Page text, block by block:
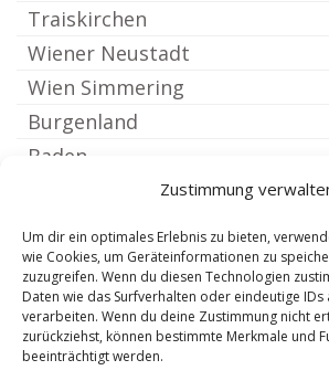
Zustimmung
Um dir ein optimales Erlebnis zu bieten,
wie Cookies, um Geräteinformationen zu
zuzugreifen. Wenn du diesen Technologien
Daten wie das Surfverhalten oder eindeutige IDs
verarbeiten. Wenn du deine Zustimmung nicht
zurückziehst, können bestimmte Merkmale und
beeinträchtigt werden.
Traiskirchen
Wiener Neustadt
Wien Simmering
Burgenland
Baden
Bad Vöslau
Wien Liesing
Wien Landstraße
Wien Donaustadt
Wien Meidling